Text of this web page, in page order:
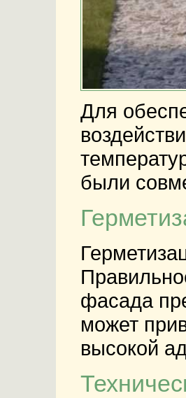
Для
были
фасада
может
высокой